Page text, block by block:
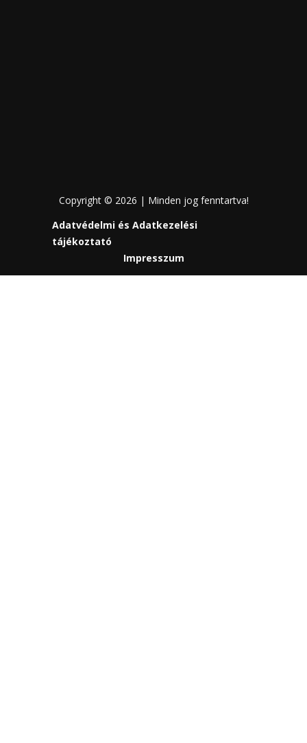
Copyright © 2026 | Minden jog fenntartva!
Adatvédelmi és Adatkezelési
tájékoztató
Impresszum